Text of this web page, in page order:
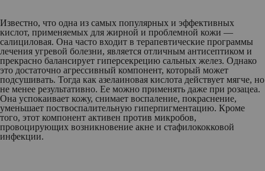
Известно, что одна из самых популярных и эффективных
кислот, применяемых для жирной и проблемной кожи —
салициловая. Она часто входит в терапевтические программы
лечения угревой болезни, является отличным антисептиком и
прекрасно балансирует гиперсекрецию сальных желез. Однако
это достаточно агрессивный компонент, который может
подсушивать. Тогда как азелаиновая кислота действует мягче, но
не менее результативно. Ее можно применять даже при розацеа.
Она успокаивает кожу, снимает воспаление, покраснение,
уменьшает поствоспалительную гиперпигментацию. Кроме
того, этот компонент активен против микробов,
провоцирующих возникновение акне и стафилококковой
инфекции.